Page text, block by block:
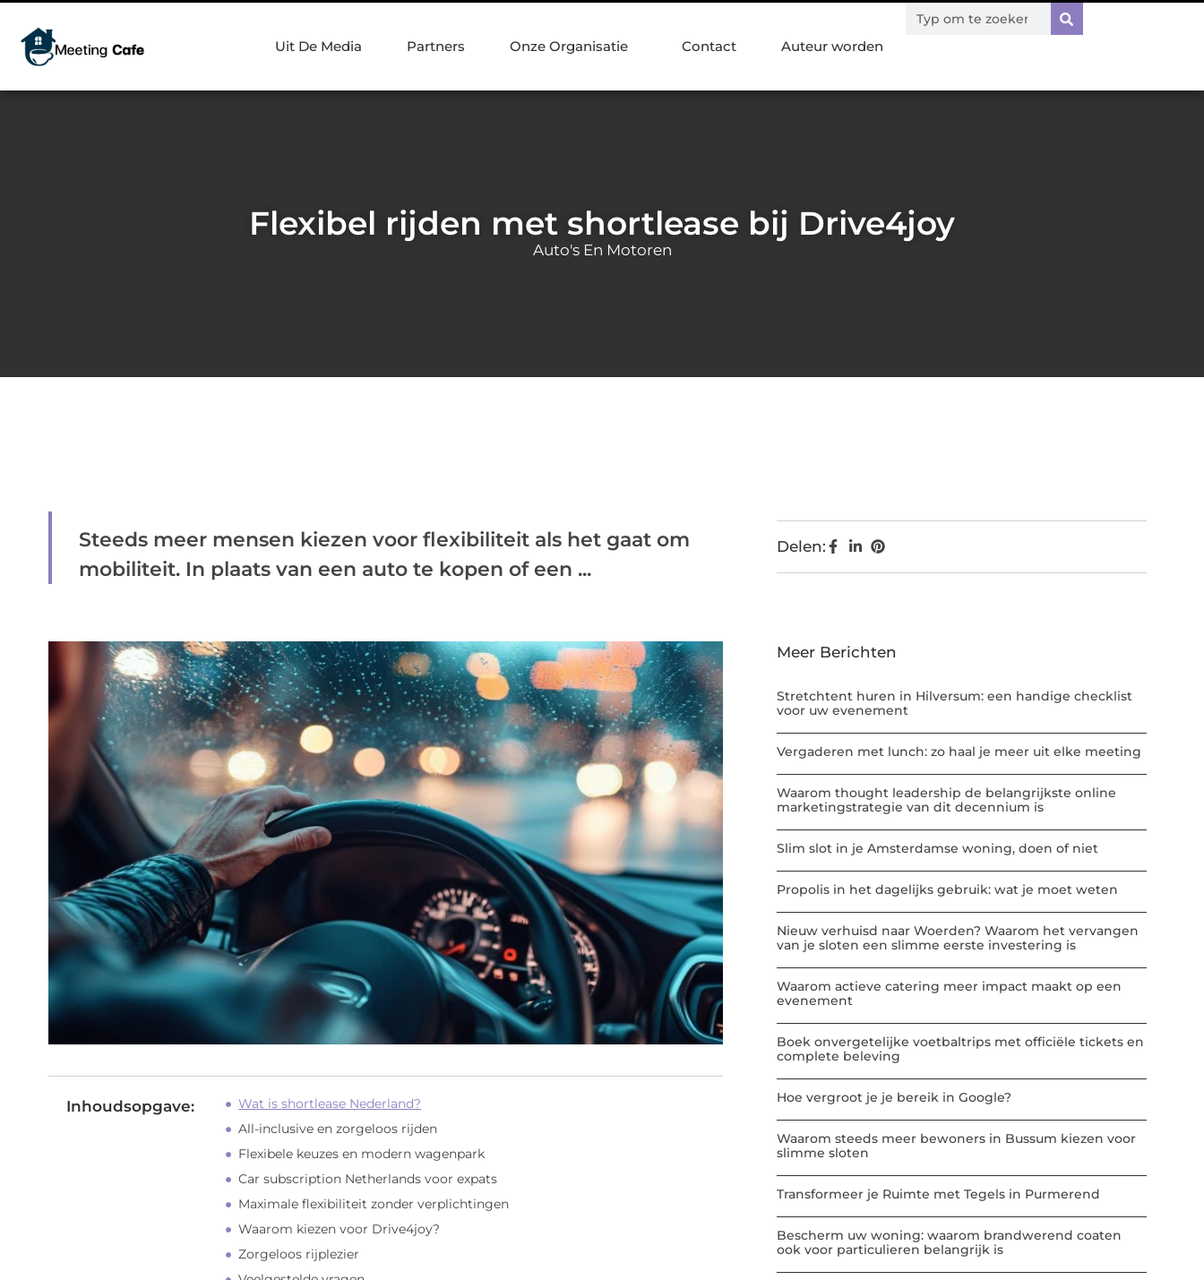
Uit De Media Partners Onze Organisatie Contact Auteur worden
Flexibel rijden met shortlease bij Drive4joy
Auto's En Motoren
Steeds meer mensen kiezen voor flexibiliteit als het gaat om
mobiliteit. In plaats van een auto te kopen of een ...
Inhoudsopgave:
Wat is shortlease Nederland?
All-inclusive en zorgeloos rijden
Flexibele keuzes en modern wagenpark
Car subscription Netherlands voor expats
Maximale flexibiliteit zonder verplichtingen
Waarom kiezen voor Drive4joy?
Zorgeloos rijplezier
Delen:
Meer Berichten
Stretchtent huren in Hilversum: een handige checklist
voor uw evenement
Vergaderen met lunch: zo haal je meer uit elke meeting
Waarom thought leadership de belangrijkste online
marketingstrategie van dit decennium is
Slim slot in je Amsterdamse woning, doen of niet
Propolis in het dagelijks gebruik: wat je moet weten
Nieuw verhuisd naar Woerden? Waarom het vervangen
van je sloten een slimme eerste investering is
Waarom actieve catering meer impact maakt op een
evenement
Boek onvergetelijke voetbaltrips met officiële tickets en
complete beleving
Hoe vergroot je je bereik in Google?
Waarom steeds meer bewoners in Bussum kiezen voor
slimme sloten
Transformeer je Ruimte met Tegels in Purmerend
Bescherm uw woning: waarom brandwerend coaten
ook voor particulieren belangrijk is